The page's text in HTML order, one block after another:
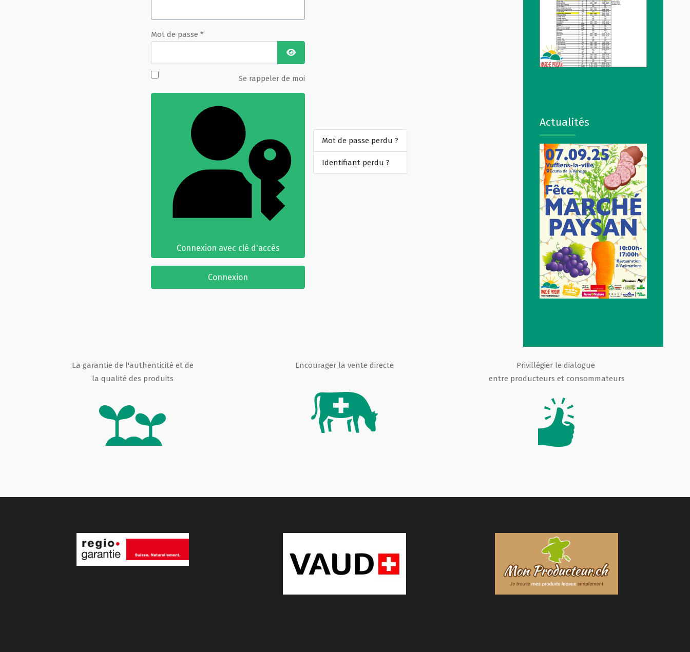
Actualités
Mot de passe *
Afficher le mot de passe
Se rappeler de moi
Connexion avec clé d'accès
Connexion
Mot de passe perdu ?
Identifiant perdu ?
La garantie de l'authenticité et de
la qualité des produits
Encourager la vente directe
Privillégier le dialogue
entre producteurs et consommateurs